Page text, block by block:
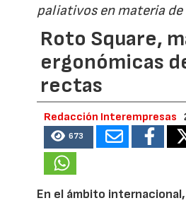
paliativos en materia
Roto Square,
ergonómicas
rectas
Redacción Interempresas
673
En el ámbito